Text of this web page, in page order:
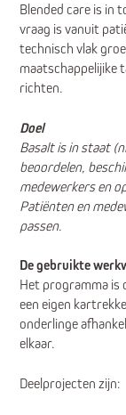
Blended care is in
vraag is vanuit
technisch vlak
maatschappelijike
richten.
Doel
Basalt is in staat
beoordelen,
medewerkers en
Patiënten en
passen.
De gebruikte
Het programma is
een eigen
onderlinge
elkaar.
Deelprojecten zijn: